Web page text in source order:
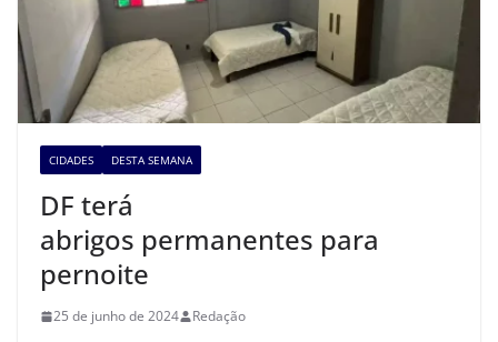
CIDADES DESTA SEMANA
DF terá
abrigos permanentes para
pernoite
25 de junho de 2024 Redação